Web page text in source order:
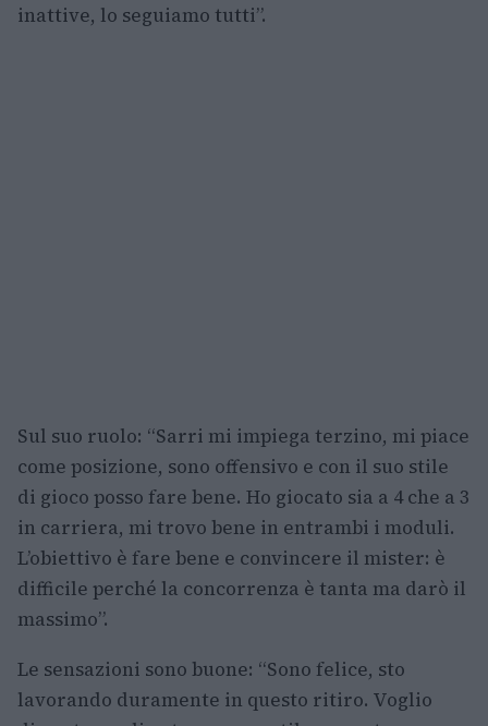
inattive, lo seguiamo tutti”.
Sul suo ruolo: “Sarri mi impiega terzino, mi piace
come posizione, sono offensivo e con il suo stile
di gioco posso fare bene. Ho giocato sia a 4 che a 3
in carriera, mi trovo bene in entrambi i moduli.
L’obiettivo è fare bene e convincere il mister: è
difficile perché la concorrenza è tanta ma darò il
massimo”.
Le sensazioni sono buone: “Sono felice, sto
lavorando duramente in questo ritiro. Voglio